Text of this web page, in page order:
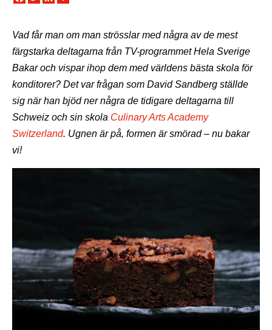
Vad får man om man strösslar med några av de mest
färgstarka deltagarna från TV-programmet Hela Sverige
Bakar och vispar ihop dem med världens bästa skola för
konditorer? Det var frågan som David Sandberg ställde
sig när han bjöd ner några de tidigare deltagarna till
Schweiz och sin skola Culinary Arts Academy
Switzerland. Ugnen är på, formen är smörad – nu bakar
vi!